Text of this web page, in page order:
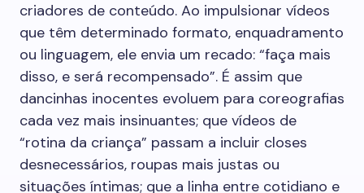
criadores de conteúdo. Ao impulsionar vídeos
que têm determinado formato, enquadramento
ou linguagem, ele envia um recado: “faça mais
disso, e será recompensado”. É assim que
dancinhas inocentes evoluem para coreografias
cada vez mais insinuantes; que vídeos de
“rotina da criança” passam a incluir closes
desnecessários, roupas mais justas ou
situações íntimas; que a linha entre cotidiano e